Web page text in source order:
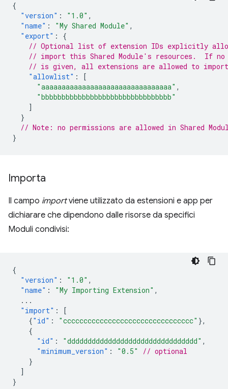
{
"version" : "1.0" ,
"name" : "My Shared Module" ,
"export" :
{
// Optional list of extension IDs explicitly
// import this Shared Module's resources.  If
// is given, all extensions are allowed to
"allowlist" :
[
"aaaaaaaaaaaaaaaaaaaaaaaaaaaaaaaa" ,
"bbbbbbbbbbbbbbbbbbbbbbbbbbbbbbbb"
]
}
// Note: no permissions are allowed in Shared
}
Importa
Il campo importviene utilizzato da estensioni e app per
dichiarare che dipendono dalle risorse da specifici
Moduli condivisi:
{
"version" : "1.0" ,
"name" : "My Importing Extension" ,
...
"import" :
[
{"id" : "cccccccccccccccccccccccccccccccc" },
{
"id" : "dddddddddddddddddddddddddddddddd" ,
"minimum_version" : "0.5"
// optional
}
]
}